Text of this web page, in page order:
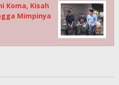
Koma, Kisah
Mimpinya